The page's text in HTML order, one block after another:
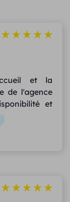
et la
de l'agence
et